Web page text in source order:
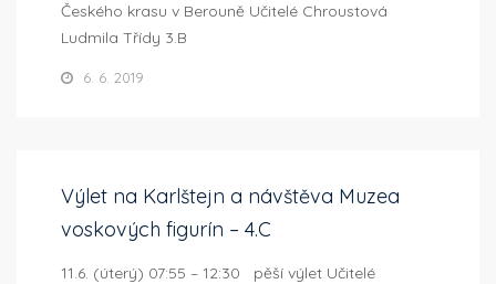
Českého krasu v Berouně Učitelé Chroustová
Ludmila Třídy 3.B
6. 6. 2019
Výlet na Karlštejn a návštěva Muzea
voskových figurín – 4.C
11.6. (úterý) 07:55 – 12:30 pěší výlet Učitelé